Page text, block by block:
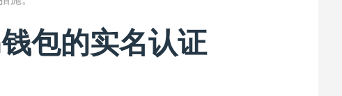
包的实名认证